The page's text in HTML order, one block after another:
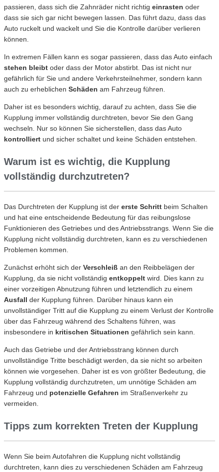
passieren, dass sich die Zahnräder nicht richtig einrasten oder
dass sie sich gar nicht bewegen lassen. Das führt dazu, dass das
Auto ruckelt und wackelt und Sie die Kontrolle darüber verlieren
können.
In extremen Fällen kann es sogar passieren, dass das Auto einfach
stehen bleibt oder dass der Motor abstirbt. Das ist nicht nur
gefährlich für Sie und andere Verkehrsteilnehmer, sondern kann
auch zu erheblichen Schäden am Fahrzeug führen.
Daher ist es besonders wichtig, darauf zu achten, dass Sie die
Kupplung immer vollständig durchtreten, bevor Sie den Gang
wechseln. Nur so können Sie sicherstellen, dass das Auto
kontrolliert und sicher schaltet und keine Schäden entstehen.
Warum ist es wichtig, die Kupplung
vollständig durchzutreten?
Das Durchtreten der Kupplung ist der erste Schritt beim Schalten
und hat eine entscheidende Bedeutung für das reibungslose
Funktionieren des Getriebes und des Antriebsstrangs. Wenn Sie die
Kupplung nicht vollständig durchtreten, kann es zu verschiedenen
Problemen kommen.
Zunächst erhöht sich der Verschleiß an den Reibbelägen der
Kupplung, da sie nicht vollständig entkoppelt wird. Dies kann zu
einer vorzeitigen Abnutzung führen und letztendlich zu einem
Ausfall der Kupplung führen. Darüber hinaus kann ein
unvollständiger Tritt auf die Kupplung zu einem Verlust der Kontrolle
über das Fahrzeug während des Schaltens führen, was
insbesondere in kritischen Situationen gefährlich sein kann.
Auch das Getriebe und der Antriebsstrang können durch
unvollständige Tritte beschädigt werden, da sie nicht so arbeiten
können wie vorgesehen. Daher ist es von größter Bedeutung, die
Kupplung vollständig durchzutreten, um unnötige Schäden am
Fahrzeug und potenzielle Gefahren im Straßenverkehr zu
vermeiden.
Tipps zum korrekten Treten der Kupplung
Wenn Sie beim Autofahren die Kupplung nicht vollständig
durchtreten, kann dies zu verschiedenen Schäden am Fahrzeug